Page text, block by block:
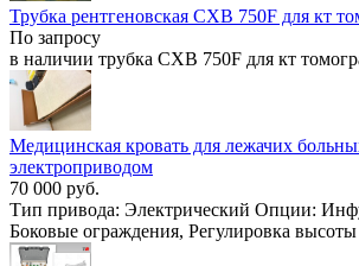
Трубка рентгеновская CXB 750F для кт
По запросу
в наличии трубка CXB 750F для кт
Медицинская кровать для лежачих
электроприводом
70 000 руб.
Тип привода: Электрический Опции:
Боковые ограждения, Регулировка